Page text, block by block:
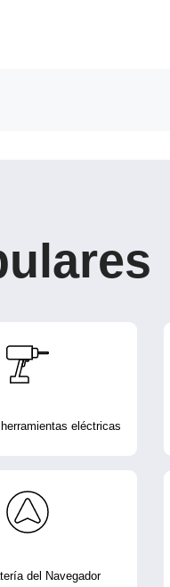
eléctricas
del Navegador